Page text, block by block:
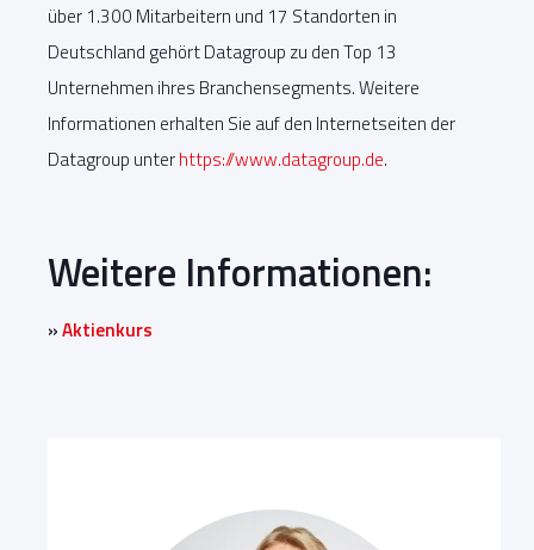
über 1.300 Mitarbeitern und 17 Standorten in
Deutschland gehört Datagroup zu den Top 13
Unternehmen ihres Branchensegments. Weitere
Informationen erhalten Sie auf den Internetseiten der
Datagroup unterhttps://www.datagroup.de.
Weitere Informationen:
»Aktienkurs